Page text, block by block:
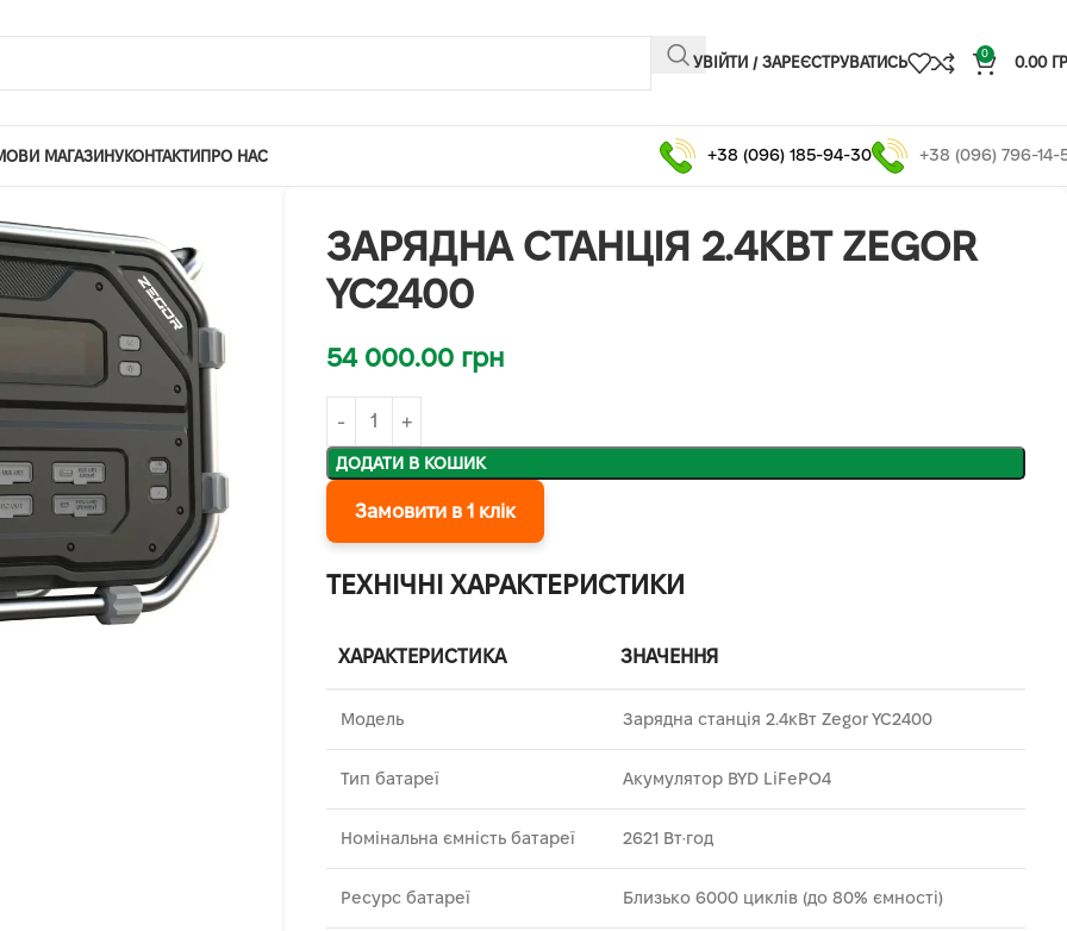
УВІЙТИ / ЗАРЕЄСТРУВАТИСЬ
0
0.00
МАГАЗИНУКОНТАКТИПРО НАС +38 (096) 185-94-30 +38 (096) 796-14-
ЗАРЯДНА СТАНЦІЯ 2.4КВТ ZEGOR
YC2400
54 000.00 грн
ДОДАТИ В КОШИК
Замовити в 1 клік
ТЕХНІЧНІ ХАРАКТЕРИСТИКИ
ХАРАКТЕРИСТИКА ЗНАЧЕННЯ
Модель Зарядна станція 2.4кВт Zegor YC2400
Тип батареї Акумулятор BYD LiFePO4
Номінальна ємність батареї 2621 Вт·год
Ресурс батареї Близько 6000 циклів (до 80% ємності)